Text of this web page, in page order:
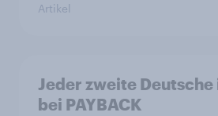
Artikel
Jeder zweite
bei PAYBACK